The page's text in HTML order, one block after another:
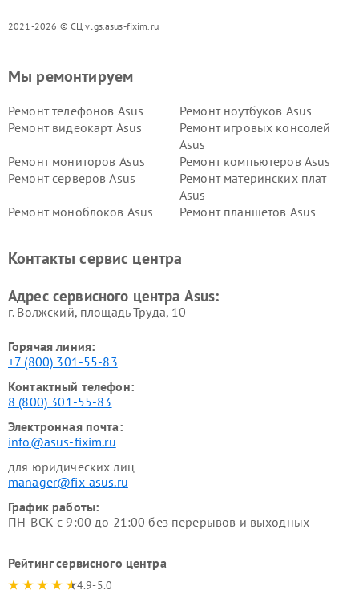
2021-2026 © СЦ vlgs.asus-fixim.ru
Мы ремонтируем
Ремонт телефонов Asus
Ремонт ноутбуков Asus
Ремонт видеокарт Asus
Ремонт игровых консолей
Asus
Ремонт мониторов Asus
Ремонт компьютеров Asus
Ремонт серверов Asus
Ремонт материнских плат
Asus
Ремонт моноблоков Asus
Ремонт планшетов Asus
Контакты сервис центра
Адрес сервисного центра Asus:
г. Волжский, площадь Труда, 10
Горячая линия:
+7 (800) 301-55-83
Контактный телефон:
8 (800) 301-55-83
Электронная почта:
info@asus-fixim.ru
для юридических лиц
manager@fix-asus.ru
График работы:
ПН-ВСК с 9:00 до 21:00 без перерывов и выходных
Рейтинг сервисного центра
4.9-5.0